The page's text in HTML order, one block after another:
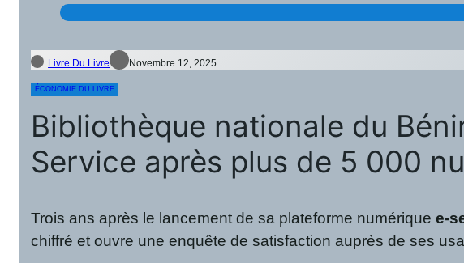
Livre Du Livre Novembre 12, 2025
ÉCONOMIE DU LIVRE
Bibliothèque nationale du
Service après plus de 5 000
Trois ans après le lancement de sa plateforme numériquee-
chiffré et ouvre une enquête de satisfaction auprès de ses